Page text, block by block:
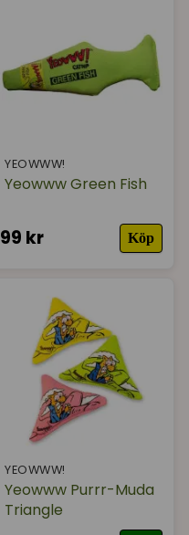
YEOWWW!
Yeowww Green Fish
99 kr Köp
YEOWWW!
Yeowww Purrr-Muda
Triangle